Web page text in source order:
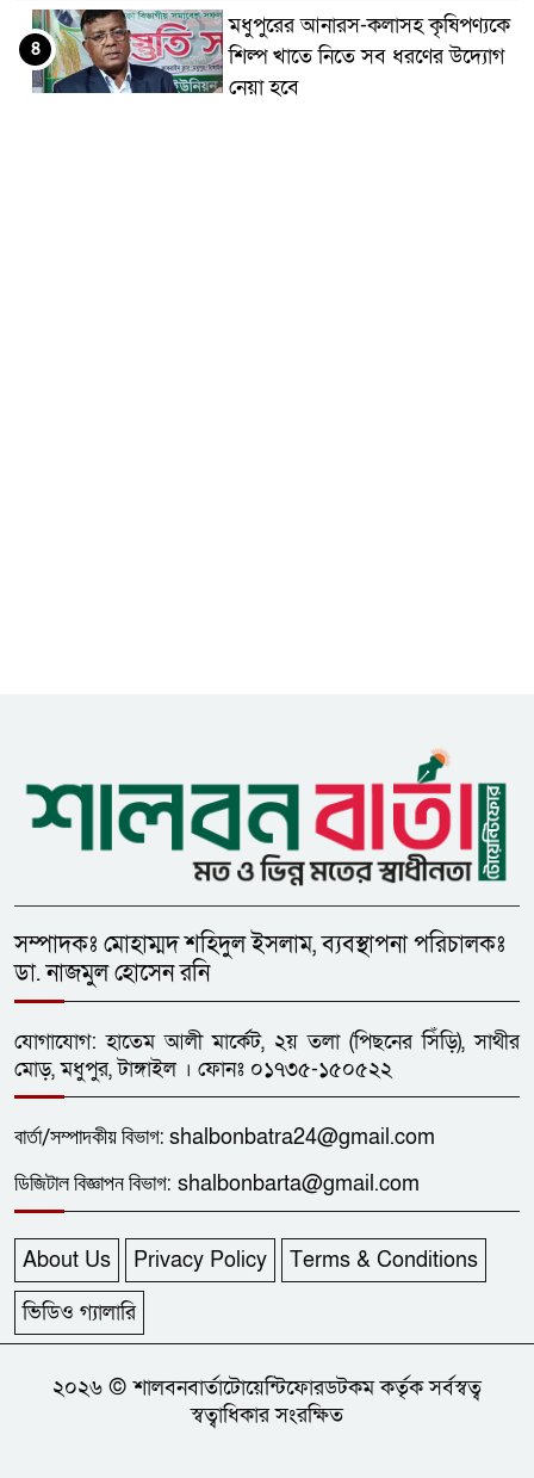
মধুপুরের আনারস-কলাসহ কৃষিপণ্যকে
শিল্প খাতে নিতে সব ধরণের উদ্যোগ
নেয়া হবে
৪
মধুপুরকে শান্তি, শৃঙ্খলা ও উন্নয়নের
উপজেলায় রূপ দিতে সবার
সহযোগিতা চাইলেন সাইফুল ইসলাম
ধনবাড়ীতে এইচএসসি পরীক্ষার্থীর
দাবিতে মানববন্ধন
১২
জেলা প্রশাসক গোল্ডকাপ ফুটবল
টুর্নামেন্টে ধনবাড়ী-গোপালপুরের লড়াই
গোলশূন্য
১৩
ধনবাড়ীতে এইচএসসি শিক্ষার্থীর
ফাঁসিতে ঝুলে আত্মহত্যা
১৪
১৫
ধনবাড়ীতে কৃষকদের মাঝে বিনামূল্যে
গাছের চারা, খুটি ও জৈব সার বিতরণ
সম্পাদকঃ মোহাম্মদ শহিদুল ইসলাম, ব্যবস্থাপনা পরিচালকঃ
ডা. নাজমুল হোসেন রনি
যোগাযোগ: হাতেম আলী মার্কেট, ২য় তলা (পিছনের সিঁড়ি), সাথীর
মোড়, মধুপুর, টাঙ্গাইল । ফোনঃ ০১৭৩৫-১৫০৫২২
বার্তা/সম্পাদকীয়বিভাগ: shalbonbatra24@gmail.com
ডিজিটাল বিজ্ঞাপন বিভাগ: shalbonbarta@gmail.com
About Us Privacy Policy
Terms & Conditions
ভিডিও গ্যালারি
২০২৬ © শালবনবার্তাটোয়েন্টিফোরডটকম কর্তৃক সর্বস্বত্ব
স্বত্বাধিকার সংরক্ষিত